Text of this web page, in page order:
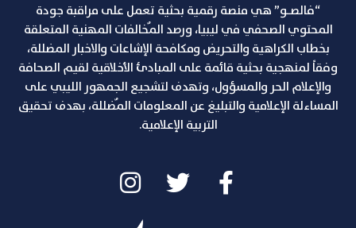
“فالصـو” هي منصة رقمية بحثية تعمل على مراقبة جودة
المحتوي الصحفي في ليبيا، ورصد المٌخالفات المهنية المتعلقة
بخطاب الكراهية والتحريض ومكافحة الإشاعات والاخبار المضللة،
وفقاً لمنهجية بحثية قائمة على المبادئ الأخلاقية لقيم الصحافة
والإعلام الحر والمسؤول، وتهدف لتشجيع الجمهور الليبي على
المساءلة الإعلامية والتبليغ عن المعلومات المٌضللة، بهدف تحقيق
التربية الإعلامية.